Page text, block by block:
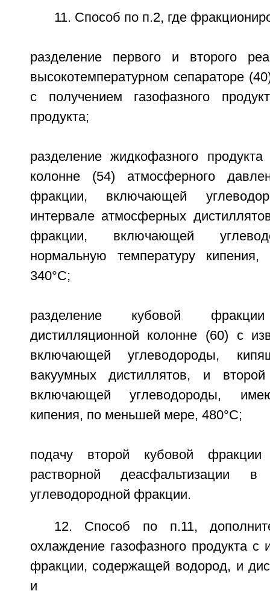
11. Способ по п.2, где
разделение первого и второго
высокотемпературном сепараторе
с получением газофазного
продукта;
разделение жидкофазного
колонне (54) атмосферного
фракции, включающей
интервале атмосферных
фракции, включающей
нормальную температуру
340°С;
разделение кубовой
дистилляционной колонне (60) с
включающей углеводороды,
вакуумных дистиллятов, и
включающей углеводороды,
кипения, по меньшей мере, 480°С;
подачу второй кубовой
растворной деасфальтизации
углеводородной фракции.
12. Способ по п.11,
охлаждение газофазного продукта с
фракции, содержащей водород, и
и